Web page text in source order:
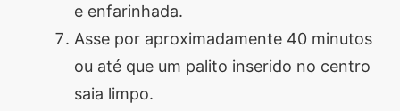
e enfarinhada.
Asse por aproximadamente 40 minutos
ou até que um palito inserido no centro
saia limpo.